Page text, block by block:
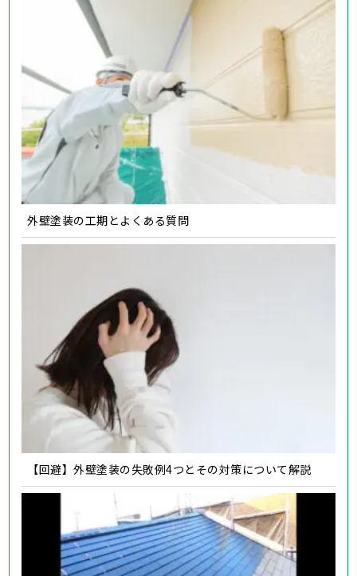
外壁塗装の工期とよくある質問
【回避】外壁塗装の失敗例4つとその対策について解説